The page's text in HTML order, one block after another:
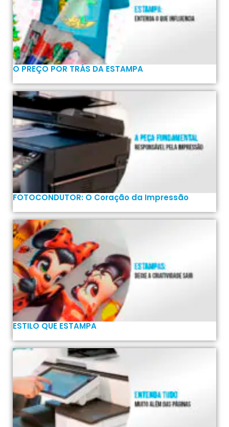
O PREÇO POR TRÁS DA ESTAMPA
FOTOCONDUTOR: O Coração da Impressão
ESTILO QUE ESTAMPA